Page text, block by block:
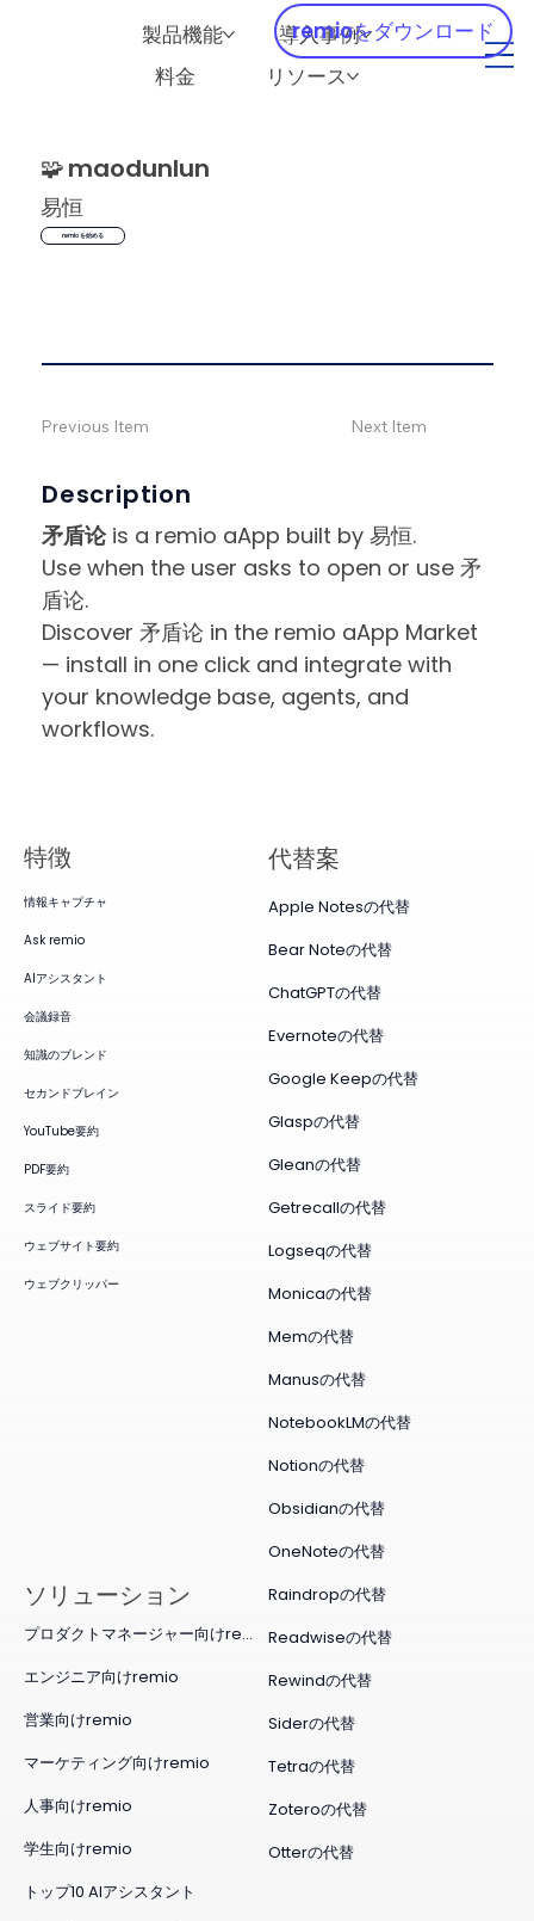
製品機能
導入事例
料金
リソース
remioをダウンロード
🧩maodunlun
易恒
remio を始める
Description
矛盾论is a remio aApp built by 易恒.
Use when the user asks to open or use 矛
盾论.
Discover 矛盾论 in the remio aApp Market
— install in one click and integrate with
your knowledge base, agents, and
workflows.
Previous Item Next Item
特徴
情報キャプチャ
Ask remio
AIアシスタント
会議録音
知識のブレンド
セカンドブレイン
YouTube要約
PDF要約
スライド要約
ウェブサイト要約
ウェブクリッパー
代替案
Apple Notesの代替
Bear Noteの代替
ChatGPTの代替
Evernoteの代替
Google Keepの代替
Glaspの代替
Gleanの代替
Getrecallの代替
Logseqの代替
Monicaの代替
Memの代替
Manusの代替
NotebookLMの代替
Notionの代替
Obsidianの代替
OneNoteの代替
Raindropの代替
Readwiseの代替
Rewindの代替
Siderの代替
Tetraの代替
Zoteroの代替
Otterの代替
ソリューション
プロダクトマネージャー向けremio
エンジニア向けremio
営業向けremio
マーケティング向けremio
人事向けremio
学生向けremio
トップ10 AIアシスタント